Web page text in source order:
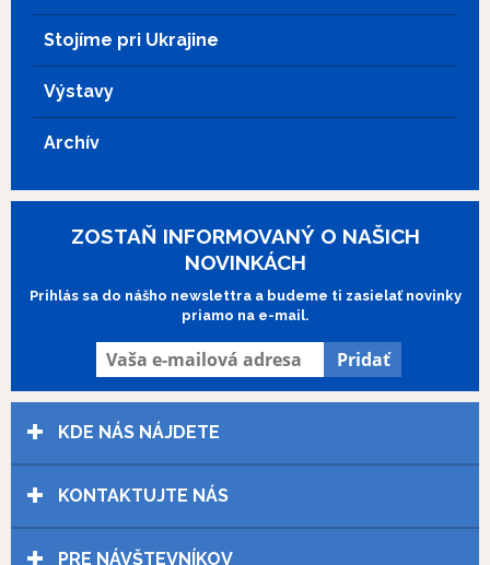
Stojíme pri Ukrajine
Výstavy
Archív
ZOSTAŇ INFORMOVANÝ O NAŠICH
NOVINKÁCH
Prihlás sa do nášho newslettra a budeme ti zasielať novinky
priamo na e-mail.
KDE NÁS NÁJDETE
KONTAKTUJTE NÁS
PRE NÁVŠTEVNÍKOV